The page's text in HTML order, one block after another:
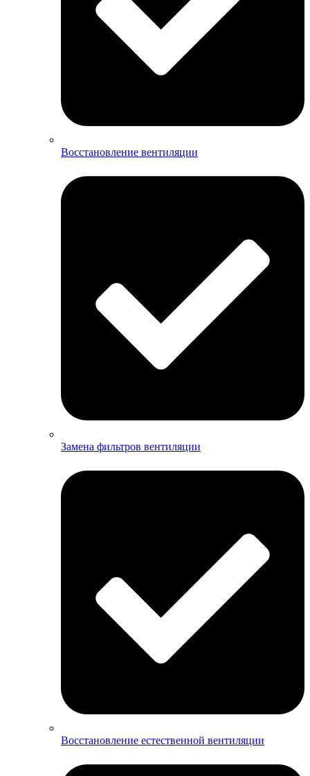
Восстановление вентиляции
Замена фильтров вентиляции
Восстановление естественной вентиляции